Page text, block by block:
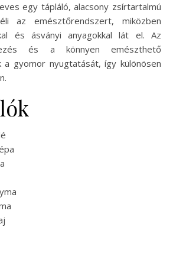
az emésztőrendszert, miközben
és ásványi anyagokkal lát el. Az
és a könnyen emészthető
a gyomor nyugtatását, így különösen